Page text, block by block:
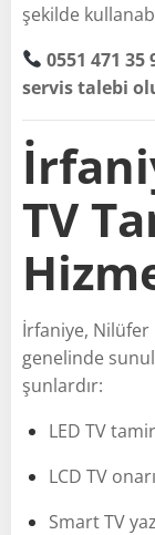
şekilde
0551 471
servis talebi
TV
İrfaniye, Nilüfer
genelinde
şunlardır:
LED TV
LCD TV
Smart TV